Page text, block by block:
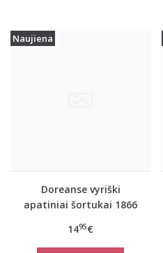
Naujiena
Doreanse vyriški
apatiniai šortukai 1866
1495€